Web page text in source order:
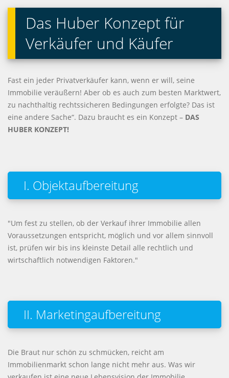
Das Huber Konzept für
Verkäufer und Käufer
Fast ein jeder Privatverkäufer kann, wenn er will, seine
Immobilie veräußern! Aber ob es auch zum besten Marktwert,
zu nachthaltig rechtssicheren Bedingungen erfolgte? Das ist
eine andere Sache“. Dazu braucht es ein Konzept – DAS
HUBER KONZEPT!
I. Objektaufbereitung
"Um fest zu stellen, ob der Verkauf ihrer Immobilie allen
Voraussetzungen entspricht, möglich und vor allem sinnvoll
ist, prüfen wir bis ins kleinste Detail alle rechtlich und
wirtschaftlich notwendigen Faktoren."
II. Marketingaufbereitung
Die Braut nur schön zu schmücken, reicht am
Immobilienmarkt schon lange nicht mehr aus. Was wir